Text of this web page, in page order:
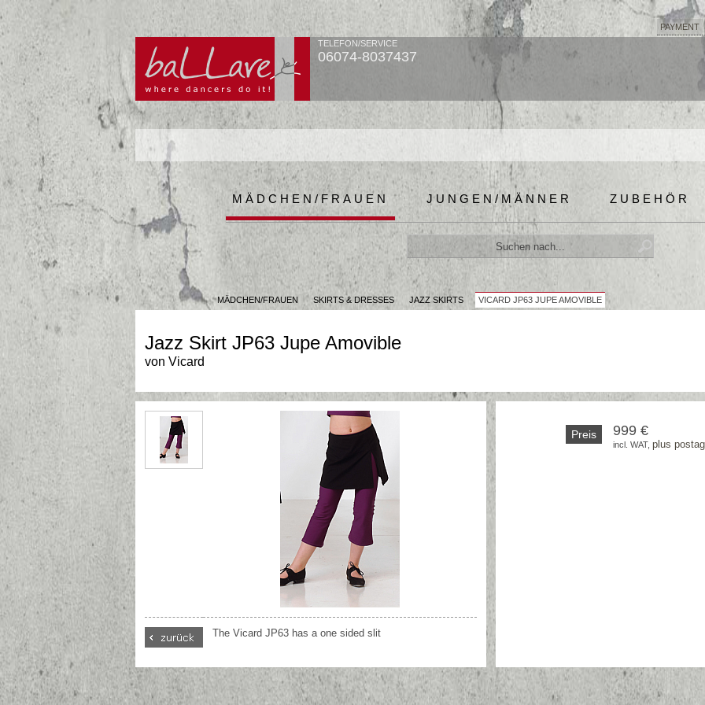
PAYMENT
TELEFON/SERVICE
06074-8037437
MÄDCHEN/FRAUEN JUNGEN/MÄNNER ZUBEHÖR
MÄDCHEN/FRAUEN SKIRTS & DRESSES JAZZ SKIRTS VICARD JP63 JUPE AMOVIBLE
Jazz Skirt JP63 Jupe Amovible
von Vicard
The Vicard JP63 has a one sided slit
Preis 999 €
incl. WAT, plus